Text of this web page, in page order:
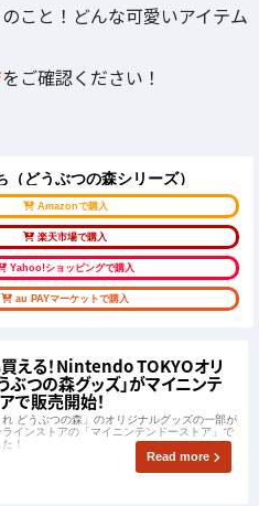
こと！どんな可愛いアイテム
をご確認ください！
どうぶつの森シリーズ）
Amazonで購入
楽天市場で購入
Yahoo!ショッピングで購入
au PAYマーケットで購入
える！Nintendo TOKYOオリ
ぶつの森グッズ」がマイニンテ
で販売開始！
どうぶつの森」のオリジナルグッズの一部が
インストアの「マイニンテンドーストア」で
！
Read more